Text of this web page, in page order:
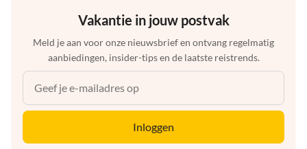
Vakantie in jouw postvak
Meld je aan voor onze nieuwsbrief en ontvang regelmatig
aanbiedingen, insider-tips en de laatste reistrends.
Inloggen